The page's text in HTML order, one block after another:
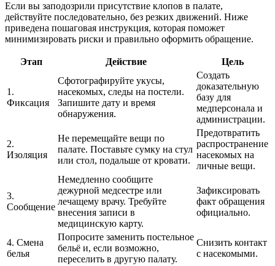
Если вы заподозрили присутствие клопов в палате,
действуйте последовательно, без резких движений. Ниже
приведена пошаговая инструкция, которая поможет
минимизировать риски и правильно оформить обращение.
Этап Действие Цель
1.
Фиксация
Сфотографируйте укусы,
насекомых, следы на постели.
Запишите дату и время
обнаружения.
Создать
доказательную
базу для
медперсонала и
администрации.
2.
Изоляция
Не перемещайте вещи по
палате. Поставьте сумку на стул
или стол, подальше от кровати.
Предотвратить
распространение
насекомых на
личные вещи.
3.
Сообщение
Немедленно сообщите
дежурной медсестре или
лечащему врачу. Требуйте
внесения записи в
медицинскую карту.
Зафиксировать
факт обращения
официально.
4. Смена
белья
Попросите заменить постельное
бельё и, если возможно,
переселить в другую палату.
Снизить контакт
с насекомыми.